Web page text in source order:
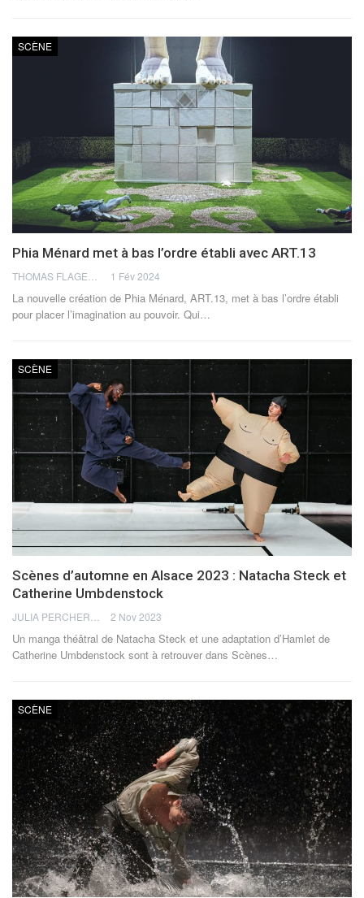
SCÈNE
Phia Ménard met à bas l’ordre établi avec ART.13
1 Fév 2024
La nouvelle création de Phia Ménard, ART.13, met à bas l’ordre établi
pour placer l’imagination au pouvoir. Qui…
SCÈNE
Scènes d’automne en Alsace 2023 : Natacha Steck et
Catherine Umbdenstock
JULIA PERCHERON 2 Nov 2023
Un manga théâtral de Natacha Steck et une adaptation d’Hamlet de
Catherine Umbdenstock sont à retrouver dans Scènes…
SCÈNE